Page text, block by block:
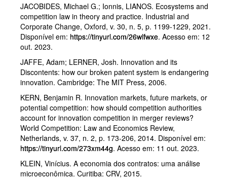
JACOBIDES, Michael G.; Ionnis, LIANOS. Ecosystems and
competition law in theory and practice. Industrial and
Corporate Change, Oxford, v. 30, n. 5, p. 1199-1229, 2021.
Disponível em: https://tinyurl.com/26wlfwxe. Acesso em: 12
out. 2023.
JAFFE, Adam; LERNER, Josh. Innovation and its
Discontents: how our broken patent system is endangering
innovation. Cambridge: The MIT Press, 2006.
KERN, Benjamin R. Innovation markets, future markets, or
potential competition: how should competition authorities
account for innovation competition in merger reviews?
World Competition: Law and Economics Review,
Netherlands, v. 37, n. 2, p. 173-206, 2014. Disponível em:
https://tinyurl.com/273xm44g. Acesso em: 11 out. 2023.
KLEIN, Vinícius. A economia dos contratos: uma análise
microeconômica. Curitiba: CRV, 2015.